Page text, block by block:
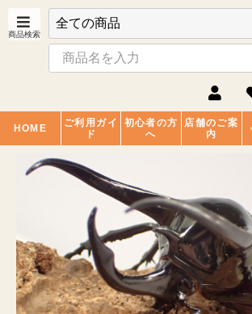
HOME
ご利用ガイ
ド
初心者の方
へ
店舗のご案
内